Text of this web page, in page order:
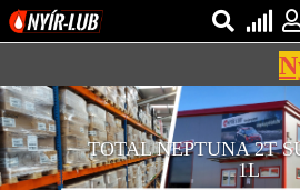
REGISZTRÁCIÓ
Bejelentkezés
Regisztráció
AZ ÖN KOSARA
TOTAL NEPTUNA 2T
1L